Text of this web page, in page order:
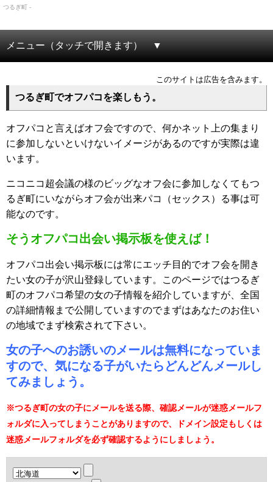
つるぎ町 -
メニュー（タッチで開きます）
このサイトは広告を含みます。
つるぎ町でオフパコを楽しもう。
オフパコと言えばオフ会ですので、何かネット上の集まり
に参加しないといけないイメージがあるのですが実際は違
います。
ニコニコ超会議の様のビッグなオフ会に参加しなくてもつ
るぎ町にいながらオフ会が出来パコ（セックス）る事は可
能なのです。
そうオフパコ出会い掲示板を使えば！
オフパコ出会い掲示板には常にエッチ目的でオフ会を開き
たい女の子が沢山登録しています。このページではつるぎ
町のオフパコ希望の女の子情報を紹介していますが、全国
の詳細情報まで公開していますのでまずはあなたのお住い
の地域でまず検索されて下さい。
女の子へのお誘いのメールは無料になっていま
すので、気になる子がいたらどんどんメールし
てみましょう。
※つるぎ町の女の子にメールを送る際、確認メールが迷惑メールフ
ォルダに入ってしまうことがありますので、ドメイン設定もしくは
迷惑メールフォルダを必ず確認するようにしましょう。